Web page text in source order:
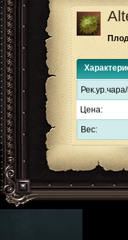
Цена:
Вес: